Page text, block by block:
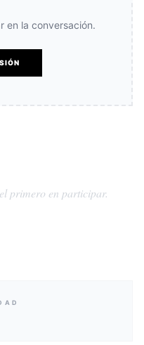
en la conversación.
primero en participar.